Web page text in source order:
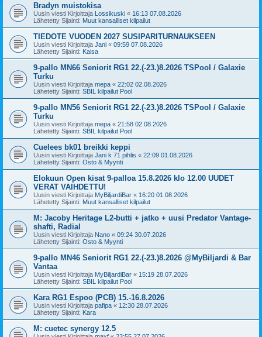
Bradyn muistokisa
Uusin viesti Kirjoittaja Lossikuski « 16:13 07.08.2026
Lähetetty Sijainti: Muut kansalliset kilpailut
TIEDOTE VUODEN 2027 SUSIPARITURNAUKSEEN
Uusin viesti Kirjoittaja Jani « 09:59 07.08.2026
Lähetetty Sijainti: Kaisa
9-pallo MN66 Seniorit RG1 22.(-23.)8.2026 TSPool / Galaxie
Turku
Uusin viesti Kirjoittaja mepa « 22:02 02.08.2026
Lähetetty Sijainti: SBIL kilpailut Pool
9-pallo MN56 Seniorit RG1 22.(-23.)8.2026 TSPool / Galaxie
Turku
Uusin viesti Kirjoittaja mepa « 21:58 02.08.2026
Lähetetty Sijainti: SBIL kilpailut Pool
Cuelees bk01 breikki keppi
Uusin viesti Kirjoittaja Jani k 71 pihlis « 22:09 01.08.2026
Lähetetty Sijainti: Osto & Myynti
Elokuun Open kisat 9-palloa 15.8.2026 klo 12.00 UUDET
VERAT VAIHDETTU!
Uusin viesti Kirjoittaja MyBiljardiBar « 16:20 01.08.2026
Lähetetty Sijainti: Muut kansalliset kilpailut
M: Jacoby Heritage L2-butti + jatko + uusi Predator Vantage-
shafti, Radial
Uusin viesti Kirjoittaja Nano « 09:24 30.07.2026
Lähetetty Sijainti: Osto & Myynti
9-pallo MN46 Seniorit RG1 22.(-23.)8.2026 @MyBiljardi & Bar
Vantaa
Uusin viesti Kirjoittaja MyBiljardiBar « 15:19 28.07.2026
Lähetetty Sijainti: SBIL kilpailut Pool
Kara RG1 Espoo (PCB) 15.-16.8.2026
Uusin viesti Kirjoittaja pafipa « 12:30 28.07.2026
Lähetetty Sijainti: Kara
M: cuetec synergy 12.5